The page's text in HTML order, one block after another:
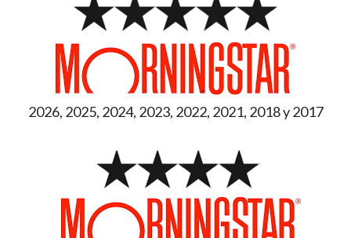
2026, 2025, 2024, 2023, 2022, 2021, 2018 y 2017